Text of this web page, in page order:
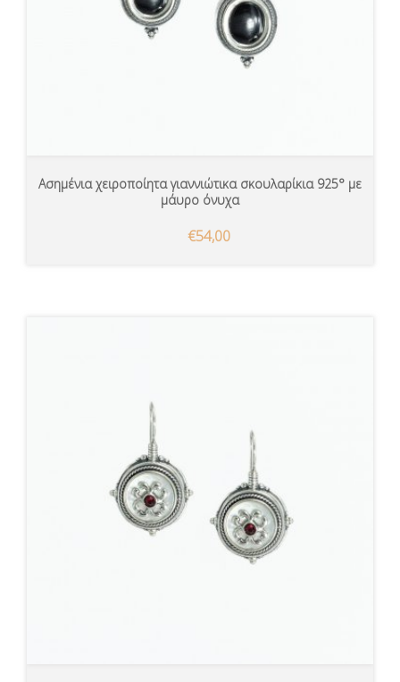
Ασημένια χειροποίητα γιαννιώτικα σκουλαρίκια 925° με
μάυρο όνυχα
€54,00